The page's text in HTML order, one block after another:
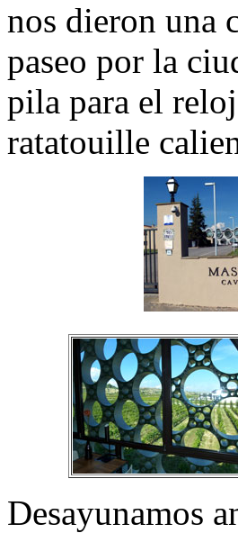
nos dieron una
paseo por la
pila para el
ratatouille
Desayunamos